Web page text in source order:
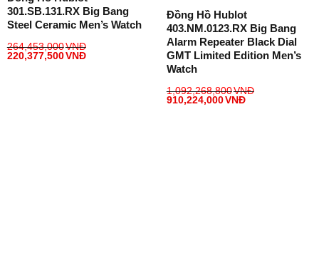
301.SB.131.RX Big Bang
Steel Ceramic Men’s Watch
264,453,000VNĐ
220,377,500VNĐ
Đồng Hồ Hublot
403.NM.0123.RX Big Bang
Alarm Repeater Black Dial
GMT Limited Edition Men’s
Watch
1,092,268,800VNĐ
910,224,000VNĐ